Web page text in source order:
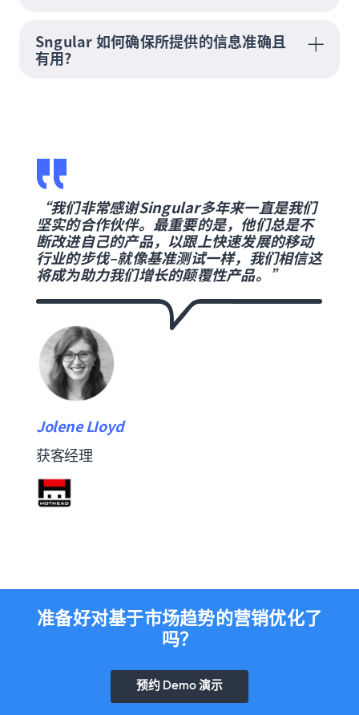
Sngular 如何确保所提供的信息准确且
有用?
“我们非常感谢Singular多年来一直是我们
坚实的合作伙伴。最重要的是，他们总是不
断改进自己的产品，以跟上快速发展的移动
行业的步伐–就像基准测试一样，我们相信这
将成为助力我们增长的颠覆性产品。”
Jolene LIoyd
获客经理
准备好对基于市场趋势的营销优化了
吗？
预约 Demo 演示